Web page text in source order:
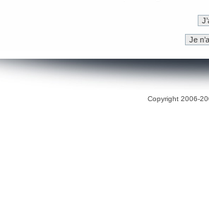
Copyright 2006-